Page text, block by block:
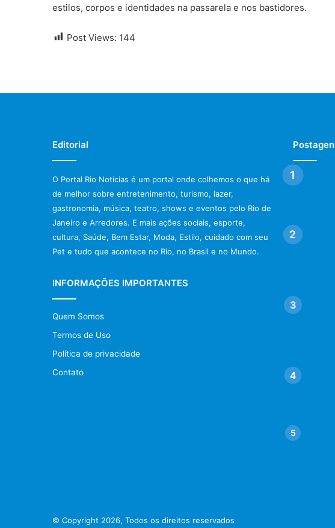
estilos, corpos e identidades na passarela e nos bastidores.
Post Views: 144
Editorial
O Portal Rio Notícias é um portal onde colhemos o que há
de melhor sobre entretenimento, turismo, lazer,
gastronomia, música, teatro, shows e eventos pelo Rio de
Janeiro e Arredores. E mais ações sociais, esporte,
cultura, Saúde, Bem Estar, Moda, Estilo, cuidado com seu
Pet e tudo que acontece no Rio, no Brasil e no Mundo.
INFORMAÇÕES IMPORTANTES
Quem Somos
Termos de Uso
Política de privacidade
Contato
© Copyright 2026, Todos os direitos reservados